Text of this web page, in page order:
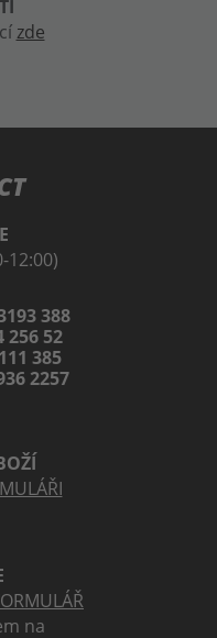
zde
12:00)
388
256 52
385
2257
na